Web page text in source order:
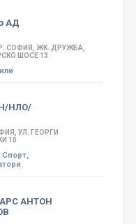
АД
СОФИЯ, ЖК. ДРУЖБА,
ШОСЕ 13
НЛО/
УЛ. ГЕОРГИ
10
Спорт,
АНТОН